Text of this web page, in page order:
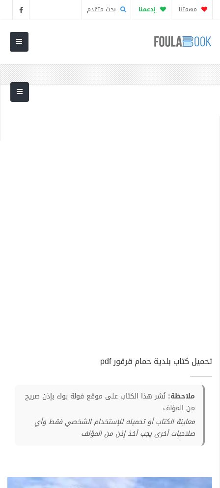
مهمتنا إدعمنا بحث متقدم
تحميل كتاب بلدية حمام قرقور pdf
ملاحظة: نُشر هذا الكتاب على موقع فولة بوك بإذن صريح
من المؤلف
معاينة الكتاب أو تحميله للإستخدام الشخصي فقط وأي
صلاحيات أخرى يجب أخذ إذن من المؤلف